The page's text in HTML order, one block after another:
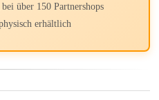
über 150 Partnershops
erhältlich